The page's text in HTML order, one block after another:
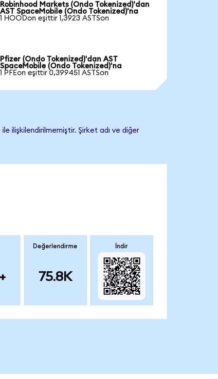
Robinhood Markets (Ondo Tokenized)'dan
AST SpaceMobile (Ondo Tokenized)'na
1 HOODon eşittir 1,3923 ASTSon
Pfizer (Ondo Tokenized)'dan AST
SpaceMobile (Ondo Tokenized)'na
1 PFEon eşittir 0,399451 ASTSon
ilişkilendirilmemiştir. Şirket adı ve diğer
Değerlendirme
75.8K
İndir